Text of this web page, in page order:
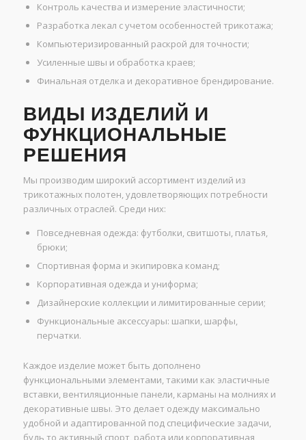
Контроль качества и измерение эластичности;
Разработка лекал с учетом особенностей трикотажа;
Компьютеризированный раскрой для точности;
Усиленные швы и обработка краев;
Финальная отделка и декоративное брендирование.
ВИДЫ ИЗДЕЛИЙ И
ФУНКЦИОНАЛЬНЫЕ
РЕШЕНИЯ
Мы производим широкий ассортимент изделий из
трикотажных полотен, удовлетворяющих потребности
различных отраслей. Среди них:
Повседневная одежда: футболки, свитшоты, платья,
брюки;
Спортивная форма и экипировка команд;
Корпоративная одежда и униформа;
Дизайнерские коллекции и лимитированные серии;
Функциональные аксессуары: шапки, шарфы,
перчатки.
Каждое изделие может быть дополнено
функциональными элементами, такими как эластичные
вставки, вентиляционные панели, карманы на молниях и
декоративные швы. Это делает одежду максимально
удобной и адаптированной под специфические задачи,
будь то активный спорт, работа или корпоративная